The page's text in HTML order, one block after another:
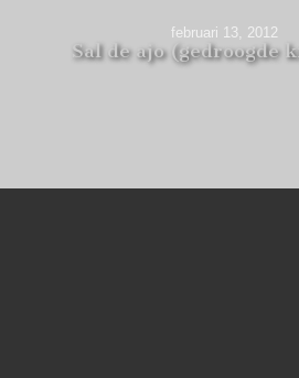
februari 13, 2012
Sal de ajo (gedroogde